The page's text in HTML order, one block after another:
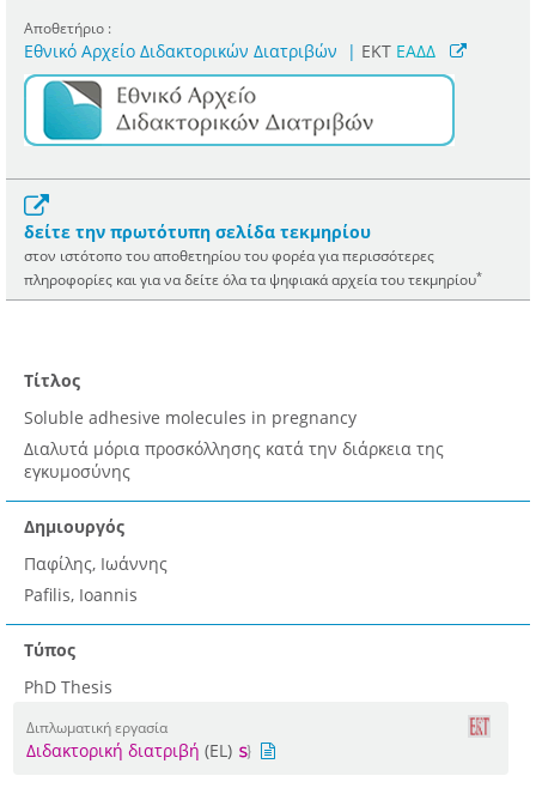
Αποθετήριο :
Εθνικό Αρχείο Διδακτορικών Διατριβών | ΕΚΤ ΕΑΔΔ
δείτε την πρωτότυπη σελίδα τεκμηρίου
στον ιστότοπο του αποθετηρίου του φορέα για περισσότερες
πληροφορίες και για να δείτε όλα τα ψηφιακά αρχεία του τεκμηρίου*
Τίτλος
Soluble adhesive molecules in pregnancy
Διαλυτά μόρια προσκόλλησης κατά την διάρκεια της
εγκυμοσύνης
Δημιουργός
Παφίλης, Ιωάννης
Pafilis, Ioannis
Τύπος
PhD Thesis
Διπλωματική εργασία
Διδακτορική διατριβή (EL)